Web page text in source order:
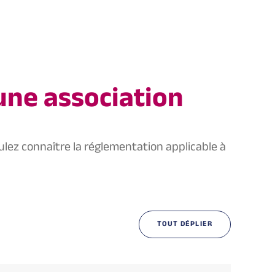
association
connaître la réglementation applicable à
TOUT DÉPLIER